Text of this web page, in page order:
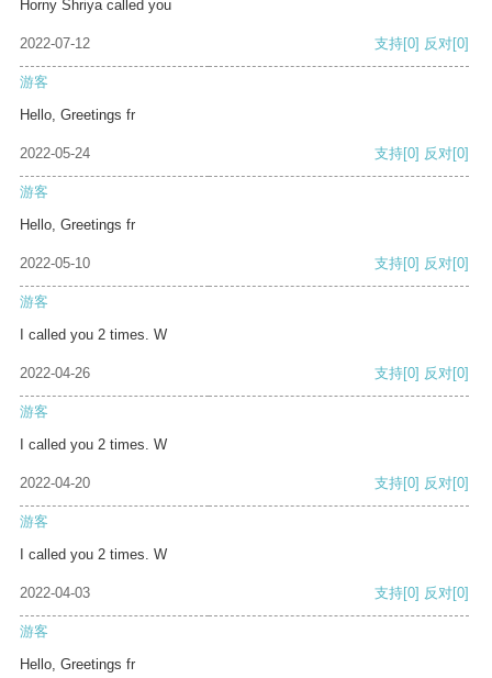
Horny Shriya called you
2022-07-12 支持[0] 反对[0]
游客
Hello, Greetings fr
2022-05-24 支持[0] 反对[0]
游客
Hello, Greetings fr
2022-05-10 支持[0] 反对[0]
游客
I called you 2 times. W
2022-04-26 支持[0] 反对[0]
游客
I called you 2 times. W
2022-04-20 支持[0] 反对[0]
游客
I called you 2 times. W
2022-04-03 支持[0] 反对[0]
游客
Hello, Greetings fr